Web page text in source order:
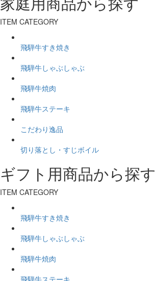
ITEM CATEGORY
飛騨牛すき焼き
飛騨牛しゃぶしゃぶ
飛騨牛焼肉
飛騨牛ステーキ
こだわり逸品
切り落とし・すじボイル
ギフト用商品から探す
ITEM CATEGORY
飛騨牛すき焼き
飛騨牛しゃぶしゃぶ
飛騨牛焼肉
飛騨牛ステーキ